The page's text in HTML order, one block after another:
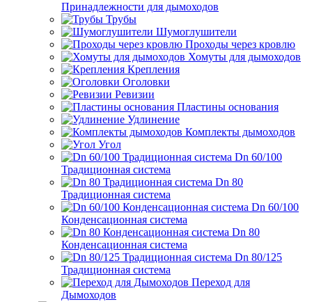
Принадлежности для дымоходов
Трубы
Шумоглушители
Проходы через кровлю
Хомуты для дымоходов
Крепления
Оголовки
Ревизии
Пластины основания
Удлинение
Комплекты дымоходов
Угол
Dn 60/100
Традиционная система
Dn 80
Традиционная система
Dn 60/100
Конденсационная система
Dn 80
Конденсационная система
Dn 80/125
Традиционная система
Переход для
Дымоходов